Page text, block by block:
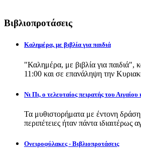
Βιβλιοπροτάσεις
Καλημέρα, με βιβλία για παιδιά
"Καλημέρα, με βιβλία για
11:00 και σε επανάληψη την
Νι Πι, ο τελευταίος πειρατής του
Τα μυθιστορήματα με έντονη δράση
περιπέτειες ήταν πάντα ιδιαιτέρως
Ονειροφύλακες - Βιβλιοπροτάσεις